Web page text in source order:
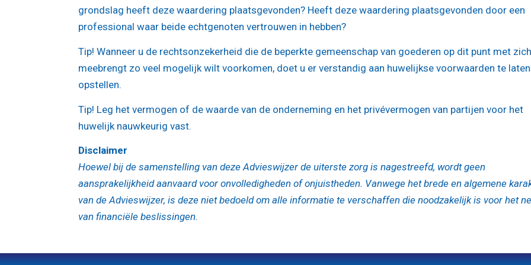
grondslag heeft deze waardering plaatsgevonden? Heeft deze waardering plaatsgevonden door een
professional waar beide echtgenoten vertrouwen in hebben?
Tip! Wanneer u de rechtsonzekerheid die de beperkte gemeenschap van goederen op dit punt met zich
meebrengt zo veel mogelijk wilt voorkomen, doet u er verstandig aan huwelijkse voorwaarden te laten
opstellen.
Tip! Leg het vermogen of de waarde van de onderneming en het privévermogen van partijen voor het
huwelijk nauwkeurig vast.
Disclaimer
Hoewel bij de samenstelling van deze Advieswijzer de uiterste zorg is nagestreefd, wordt geen
aansprakelijkheid aanvaard voor onvolledigheden of onjuistheden. Vanwege het brede en algemene
van de Advieswijzer, is deze niet bedoeld om alle informatie te verschaffen die noodzakelijk is voor het
van financiële beslissingen.